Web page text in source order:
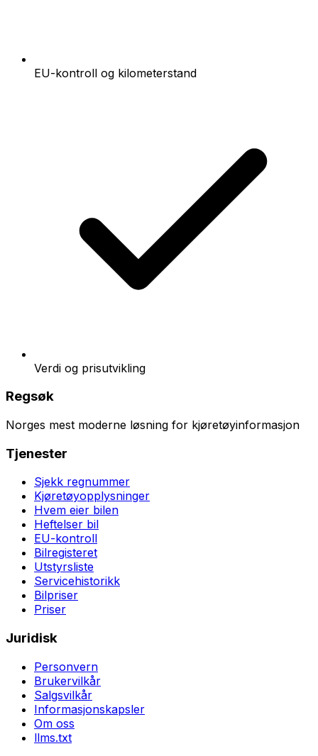
EU-kontroll og kilometerstand
Verdi og prisutvikling
Regsøk
Norges mest moderne løsning for kjøretøyinformasjon
Tjenester
Sjekk regnummer
Kjøretøyopplysninger
Hvem eier bilen
Heftelser bil
EU-kontroll
Bilregisteret
Utstyrsliste
Servicehistorikk
Bilpriser
Priser
Juridisk
Personvern
Brukervilkår
Salgsvilkår
Informasjonskapsler
Om oss
llms.txt